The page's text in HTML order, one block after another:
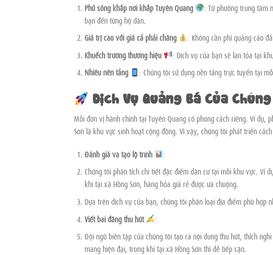
Phủ sóng khắp nơi khắp Tuyên Quang
: Từ phường trung tâm
bạn đến từng hộ dân.
Giá trị cao với giá cả phải chăng
: Không cần phí quảng cáo
Khuếch trương thương hiệu
: Dịch vụ của bạn sẽ lan tỏa tại
Nhiều nền tảng
: Chúng tôi sử dụng nền tảng trực tuyến tại
Dịch Vụ Quảng Bá Của
Mỗi đơn vị hành chính tại Tuyên Quang có phong cách riêng. Ví
Sơn là khu vực sinh hoạt cộng đồng. Vì vậy, chúng tôi phát triển
Đánh giá và tạo lộ trình
:
Chúng tôi phân tích chi tiết đặc điểm dân cư tại mỗi khu vực. Ví
khi tại xã Hồng Sơn, hàng hóa giá rẻ được ưa chuộng.
Dựa trên dịch vụ của bạn, chúng tôi phân loại địa điểm phù hợp
Viết bài đăng thu hút
:
Đội ngũ biên tập của chúng tôi tạo ra nội dung thu hút, thích
mang hiện đại, trong khi tại xã Hồng Sơn thì dễ tiếp cận.